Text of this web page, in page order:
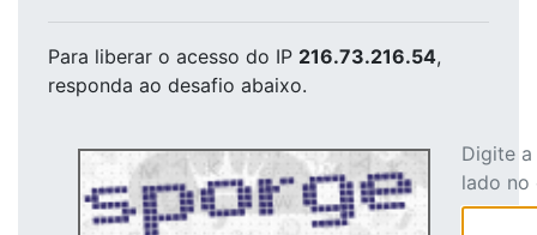
Para liberar o acesso do IP 216.73.216.54,
responda ao desafio abaixo.
Digite
lado no